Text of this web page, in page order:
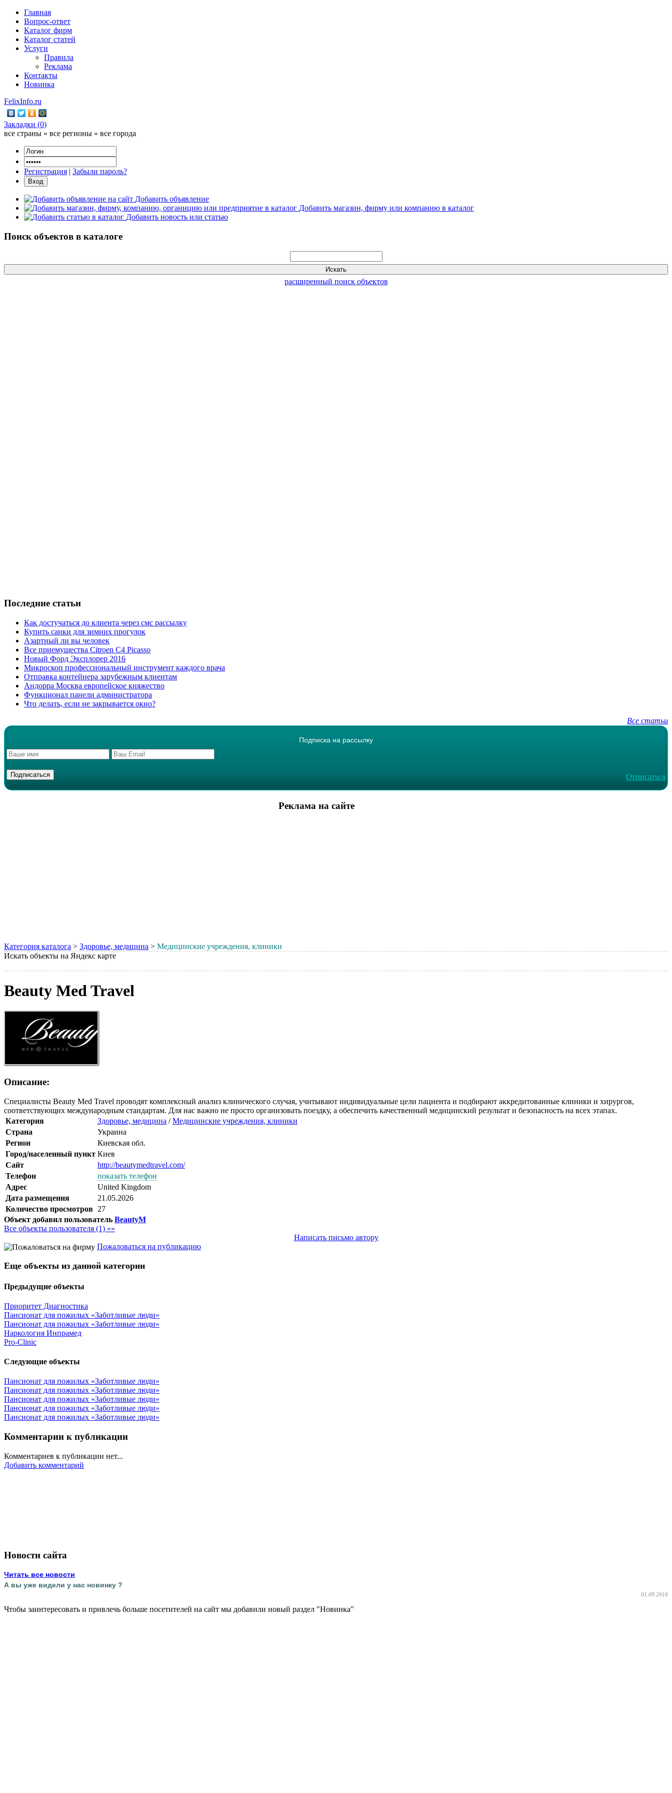
Главная
Вопрос-ответ
Каталог фирм
Каталог статей
Услуги
Правила
Реклама
Контакты
Новинка
FelixInfo.ru
Закладки (0)
все страны » все регионы » все города
Регистрация | Забыли пароль?
Добавить объявление
Добавить магазин, фирму или компанию в каталог
Добавить новость или статью
Поиск объектов в каталоге
расширенный поиск объектов
Последние статьи
Как достучаться до клиента через смс рассылку
Купить санки для зимних прогулок
Азартный ли вы человек
Все приемущества Сitroen C4 Picasso
Новый Форд Эксплорер 2016
Микроскоп профессиональный инструмент каждого врача
Отправка контейнера зарубежным клиентам
Андорра Москва европейское княжество
Функционал панели администратора
Что делать, если не закрывается окно?
Все статьи
Подписка на рассылку
Отписаться
Реклама на сайте
Категория каталога > Здоровье, медицина > Медицинские учреждения, клиники
Искать объекты на Яндекс карте
Beauty Med Travel
Описание:
Специалисты Beauty Med Travel проводят комплексный анализ клинического случая, учитывают индивидуальные цели пациента и подбирают аккредитованные клиники и хирургов,
соответствующих международным стандартам. Для нас важно не просто организовать поездку, а обеспечить качественный медицинский результат и безопасность на всех этапах.
Категория
Здоровье, медицина /Медицинские учреждения, клиники
Страна
Украина
Регион
Киевская обл.
Город/населенный пункт Киев
Сайт
http://beautymedtravel.com/
Телефон
показать телефон
Адрес
United Kingdom
Дата размещения
21.05.2026
Количество просмотров 27
Объект добавил пользователь BeautyM
Все объекты пользователя (1) »»
Написать письмо автору
Пожаловаться на публикацию
Еще объекты из данной категории
Предыдущие объекты
Приоритет Диагностика
Пансионат для пожилых «Заботливые люди»
Пансионат для пожилых «Заботливые люди»
Наркология Инпрамед
Pro-Clinic
Следующие объекты
Пансионат для пожилых «Заботливые люди»
Пансионат для пожилых «Заботливые люди»
Пансионат для пожилых «Заботливые люди»
Пансионат для пожилых «Заботливые люди»
Пансионат для пожилых «Заботливые люди»
Комментарии к публикации
Комментариев к публикации нет...
Добавить комментарий
Новости сайта
Читать все новости
А вы уже видели у нас новинку ?
01.09.2016
Чтобы заинтересовать и привлечь больше посетителей на сайт мы добавили новый раздел "Новинка"